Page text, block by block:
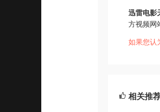
迅雷电影
方视频网
如果您认
相关推